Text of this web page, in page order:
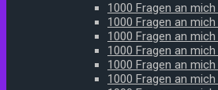
1000 Fragen an
1000 Fragen an
1000 Fragen an
1000 Fragen an
1000 Fragen an
1000 Fragen an